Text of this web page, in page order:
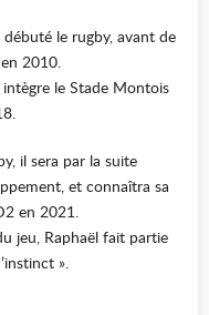
débuté le rugby, avant de
2010.
intègre le Stade Montois
il sera par la suite
et connaîtra sa
en 2021.
jeu, Raphaël fait partie
».